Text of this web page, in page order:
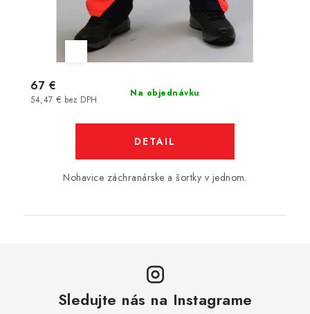
Na objednávku
54,47 € bez DPH
67 €
DETAIL
Nohavice záchranárske a šortky v jednom.
Sledujte nás na Instagrame